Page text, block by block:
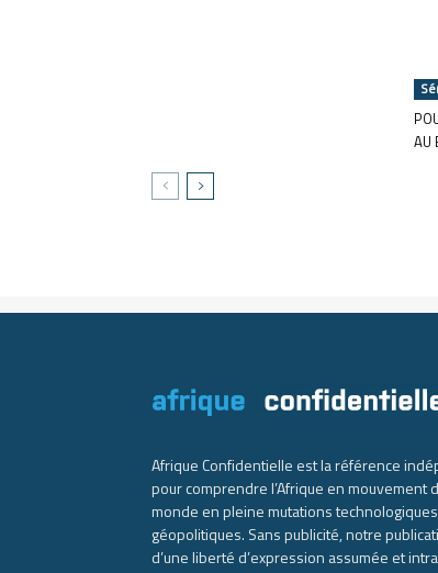
AU
Afrique Confidentielle est la référence
pour comprendre l’Afrique en mouvement
monde en pleine mutations
géopolitiques. Sans publicité, notre
d’une liberté d’expression assumée et